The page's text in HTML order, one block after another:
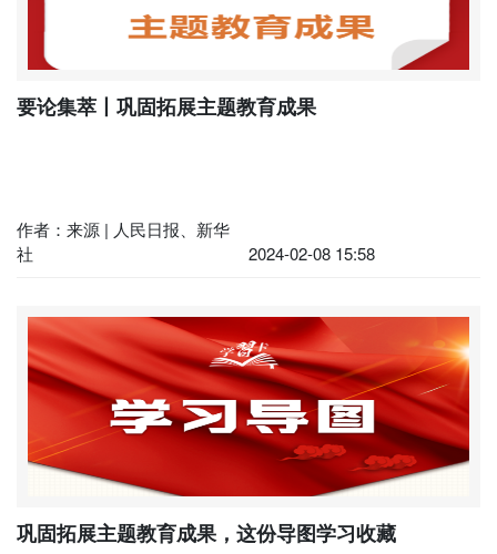
要论集萃丨巩固拓展主题教育成果
作者：来源 | 人民日报、新华
社
2024-02-08 15:58
巩固拓展主题教育成果，这份导图学习收藏